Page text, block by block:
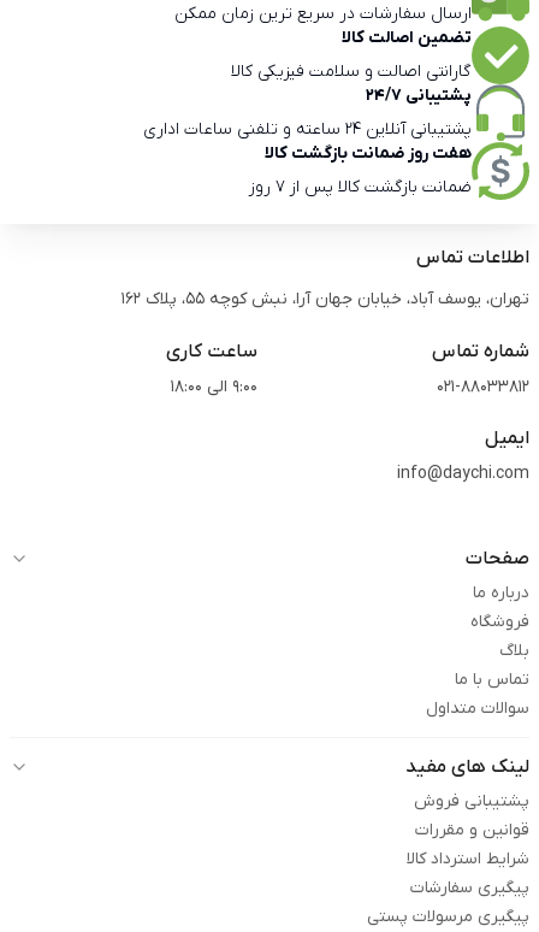
ارسال سفارشات در سریع ترین زمان ممکن
تضمین اصالت کالا
گارانتی اصالت و سلامت فیزیکی کالا
پشتیبانی 24/7
پشتیبانی آنلاین 24 ساعته و تلفنی ساعات اداری
هفت روز ضمانت بازگشت کالا
ضمانت بازگشت کالا پس از 7 روز
اطلاعات تماس
تهران، یوسف آباد، خیابان جهان آرا، نبش کوچه 55، پلاک 162
شماره تماس
021-88033812
ساعت کاری
9:00 الی 18:00
ایمیل
info@daychi.com
صفحات
درباره ما
فروشگاه
بلاگ
تماس با ما
سوالات متداول
لینک های مفید
پشتیبانی فروش
قوانین و مقررات
شرایط استرداد کالا
پیگیری سفارشات
پیگیری مرسولات پستی